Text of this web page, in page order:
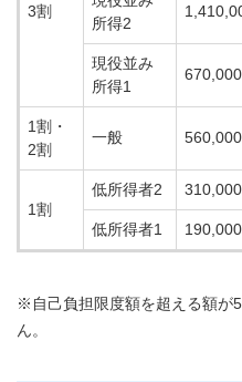
3割
所得2
現役並み
所得1
1割・
2割
一般
1割
低所得者2
低所得者1
※自己負担限度額を超える額が
ん。